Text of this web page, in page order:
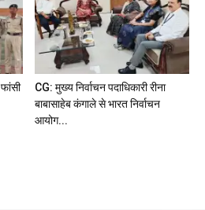
CG: मुख्य निर्वाचन पदाधिकारी रीना
बाबासाहेब कंगाले से भारत निर्वाचन
आयोग...